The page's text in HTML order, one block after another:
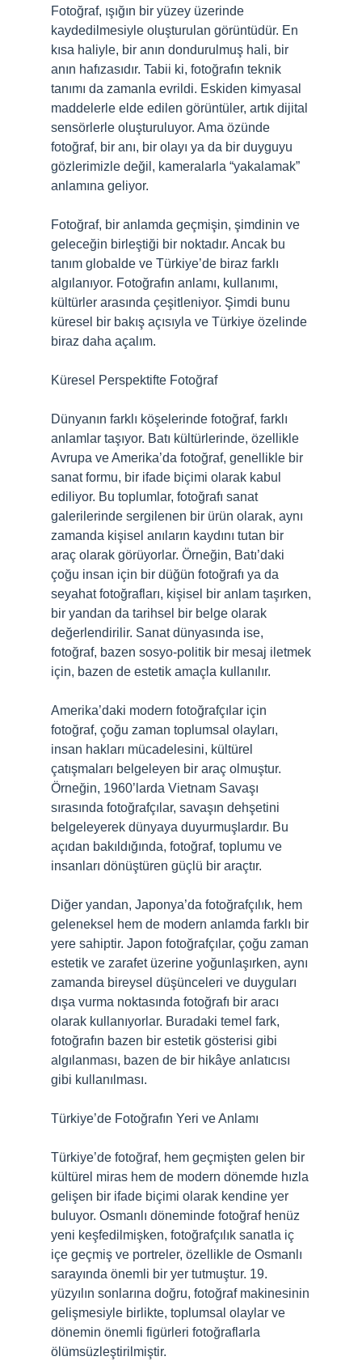
Fotoğraf, ışığın bir yüzey üzerinde
kaydedilmesiyle oluşturulan görüntüdür. En
kısa haliyle, bir anın dondurulmuş hali, bir
anın hafızasıdır. Tabii ki, fotoğrafın teknik
tanımı da zamanla evrildi. Eskiden kimyasal
maddelerle elde edilen görüntüler, artık dijital
sensörlerle oluşturuluyor. Ama özünde
fotoğraf, bir anı, bir olayı ya da bir duyguyu
gözlerimizle değil, kameralarla “yakalamak”
anlamına geliyor.
Fotoğraf, bir anlamda geçmişin, şimdinin ve
geleceğin birleştiği bir noktadır. Ancak bu
tanım globalde ve Türkiye’de biraz farklı
algılanıyor. Fotoğrafın anlamı, kullanımı,
kültürler arasında çeşitleniyor. Şimdi bunu
küresel bir bakış açısıyla ve Türkiye özelinde
biraz daha açalım.
Küresel Perspektifte Fotoğraf
Dünyanın farklı köşelerinde fotoğraf, farklı
anlamlar taşıyor. Batı kültürlerinde, özellikle
Avrupa ve Amerika’da fotoğraf, genellikle bir
sanat formu, bir ifade biçimi olarak kabul
ediliyor. Bu toplumlar, fotoğrafı sanat
galerilerinde sergilenen bir ürün olarak, aynı
zamanda kişisel anıların kaydını tutan bir
araç olarak görüyorlar. Örneğin, Batı’daki
çoğu insan için bir düğün fotoğrafı ya da
seyahat fotoğrafları, kişisel bir anlam taşırken,
bir yandan da tarihsel bir belge olarak
değerlendirilir. Sanat dünyasında ise,
fotoğraf, bazen sosyo-politik bir mesaj iletmek
için, bazen de estetik amaçla kullanılır.
Amerika’daki modern fotoğrafçılar için
fotoğraf, çoğu zaman toplumsal olayları,
insan hakları mücadelesini, kültürel
çatışmaları belgeleyen bir araç olmuştur.
Örneğin, 1960’larda Vietnam Savaşı
sırasında fotoğrafçılar, savaşın dehşetini
belgeleyerek dünyaya duyurmuşlardır. Bu
açıdan bakıldığında, fotoğraf, toplumu ve
insanları dönüştüren güçlü bir araçtır.
Diğer yandan, Japonya’da fotoğrafçılık, hem
geleneksel hem de modern anlamda farklı bir
yere sahiptir. Japon fotoğrafçılar, çoğu zaman
estetik ve zarafet üzerine yoğunlaşırken, aynı
zamanda bireysel düşünceleri ve duyguları
dışa vurma noktasında fotoğrafı bir aracı
olarak kullanıyorlar. Buradaki temel fark,
fotoğrafın bazen bir estetik gösterisi gibi
algılanması, bazen de bir hikâye anlatıcısı
gibi kullanılması.
Türkiye’de Fotoğrafın Yeri ve Anlamı
Türkiye’de fotoğraf, hem geçmişten gelen bir
kültürel miras hem de modern dönemde hızla
gelişen bir ifade biçimi olarak kendine yer
buluyor. Osmanlı döneminde fotoğraf henüz
yeni keşfedilmişken, fotoğrafçılık sanatla iç
içe geçmiş ve portreler, özellikle de Osmanlı
sarayında önemli bir yer tutmuştur. 19.
yüzyılın sonlarına doğru, fotoğraf makinesinin
gelişmesiyle birlikte, toplumsal olaylar ve
dönemin önemli figürleri fotoğraflarla
ölümsüzleştirilmiştir.